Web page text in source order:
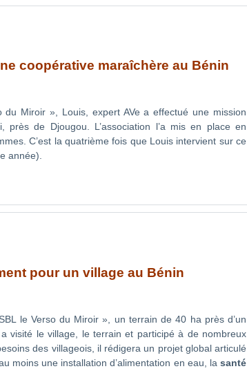
coopérative maraîchère au Bénin
du Miroir », Louis, expert AVe a effectué une mission
près de Djougou. L’association l’a mis en place en
C’est la quatrième fois que Louis intervient sur ce
année).
pour un village au Bénin
le Verso du Miroir », un terrain de 40 ha près d’un
visité le village, le terrain et participé à de nombreux
des villageois, il rédigera un projet global articulé
moins une installation d’alimentation en eau, lasanté